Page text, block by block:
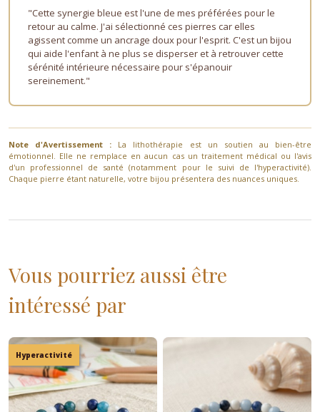
"Cette synergie bleue est l'une de mes préférées pour le
retour au calme. J'ai sélectionné ces pierres car elles
agissent comme un ancrage doux pour l'esprit. C'est un bijou
qui aide l'enfant à ne plus se disperser et à retrouver cette
sérénité intérieure nécessaire pour s'épanouir
sereinement."
Note d'Avertissement : La lithothérapie est un soutien au bien-être
émotionnel. Elle ne remplace en aucun cas un traitement médical ou l'avis
d'un professionnel de santé (notamment pour le suivi de l'hyperactivité).
Chaque pierre étant naturelle, votre bijou présentera des nuances uniques.
Vous pourriez aussi être
intéressé par
Hyperactivité